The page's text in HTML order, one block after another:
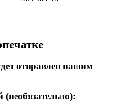
отправлен нашим